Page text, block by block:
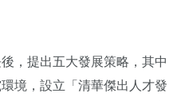
，提出五大發展策略，其中
境，設立「清華傑出人才發